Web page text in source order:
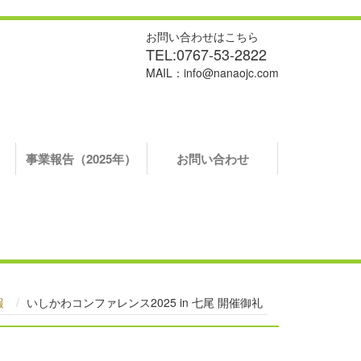
お問い合わせはこちら
TEL:0767-53-2822
MAIL：info@nanaojc.com
事業報告（2025年） お問い合わせ
いしかわコンファレンス2025 in 七尾 開催御礼